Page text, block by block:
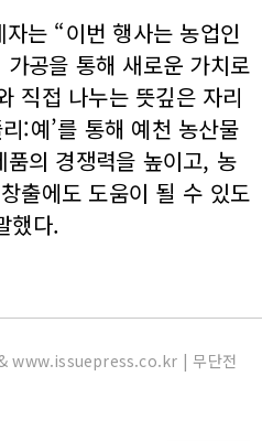
는 “이번 행사는 농업인
공을 통해 새로운 가치로
직접 나누는 뜻깊은 자리
:예’를 통해 예천 농산물
의 경쟁력을 높이고, 농
출에도 도움이 될 수 있도
했다.
www.issuepress.co.kr | 무단전